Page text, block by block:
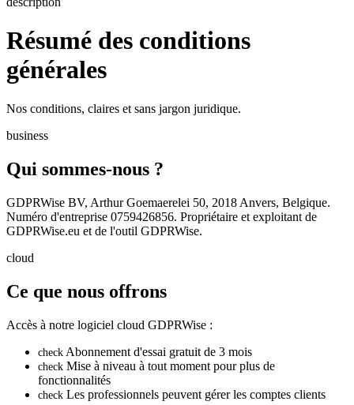
Résumé des conditions
générales
Nos conditions, claires et sans jargon juridique.
business
Qui sommes-nous ?
GDPRWise BV, Arthur Goemaerelei 50, 2018 Anvers, Belgique.
Numéro d'entreprise 0759426856. Propriétaire et exploitant de
GDPRWise.eu et de l'outil GDPRWise.
cloud
Ce que nous offrons
Accès à notre logiciel cloud GDPRWise :
check Abonnement d'essai gratuit de 3 mois
check Mise à niveau à tout moment pour plus de
fonctionnalités
check Les professionnels peuvent gérer les comptes clients